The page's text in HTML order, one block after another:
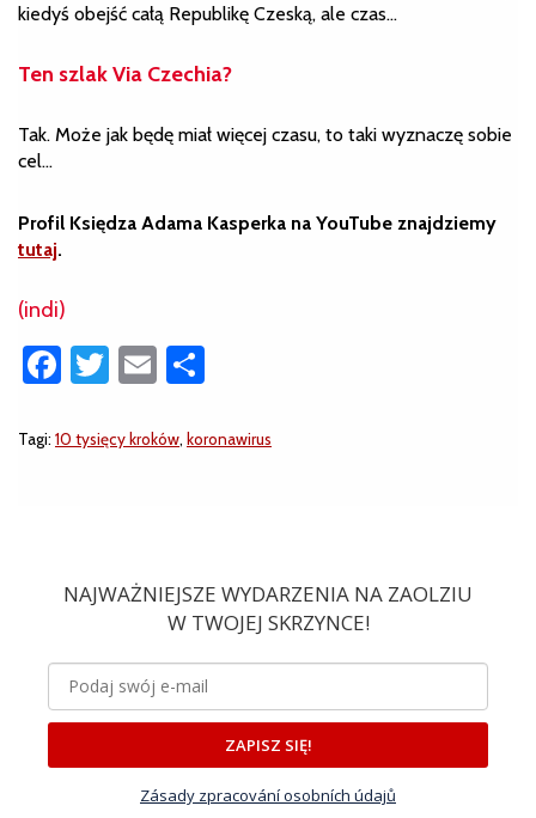
kiedyś obejść całą Republikę Czeską, ale czas…
Ten szlak Via Czechia?
Tak. Może jak będę miał więcej czasu, to taki wyznaczę sobie
cel…
Profil Księdza Adama Kasperka na YouTube znajdziemy
tutaj.
(indi)
Facebook
Twitter
Email
Tagi: 10 tysięcy kroków, koronawirus
NAJWAŻNIEJSZE WYDARZENIA NA ZAOLZIU
W TWOJEJ SKRZYNCE!
ZAPISZ SIĘ!
Zásady zpracování osobních údajů